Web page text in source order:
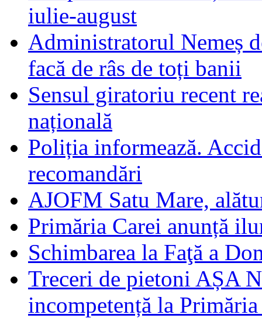
iulie-august
Administratorul Nemeș
facă de râs de toți banii
Sensul giratoriu recent
națională
Poliția informează.
recomandări
AJOFM Satu Mare,
Primăria Carei anunță
Schimbarea la Faţă a
Treceri de pietoni AȘA
incompetență la